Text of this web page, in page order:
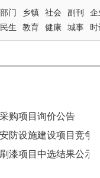
部门 乡镇 社会 副刊
企
民生 教育 健康 城事 时
购项目询价公告
防设施建设项目竞争
漆项目中选结果公示